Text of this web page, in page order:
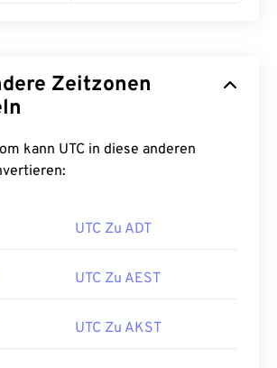
Zeitzonen
kann UTC in diese anderen
UTC Zu ADT
UTC Zu AEST
UTC Zu AKST